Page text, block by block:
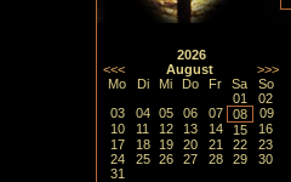
2026
<<<
August
>>>
Mo
Di Mi Do Fr Sa
So
01
02
03
04 05 06 07 08
09
10
11 12 13 14 15
16
17
18 19 20 21 22
23
24
25 26 27 28 29
30
31